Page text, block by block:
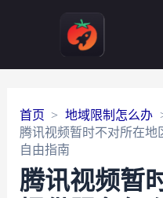
首页
地域限制怎么办
腾讯视频暂时不对所在地
自由指南
腾讯视频暂